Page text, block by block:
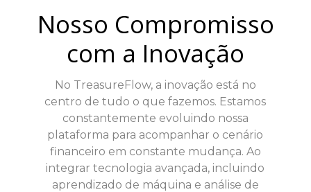
Nosso Compromisso
com a Inovação
No TreasureFlow, a inovação está no
centro de tudo o que fazemos. Estamos
constantemente evoluindo nossa
plataforma para acompanhar o cenário
financeiro em constante mudança. Ao
integrar tecnologia avançada, incluindo
aprendizado de máquina e análise de